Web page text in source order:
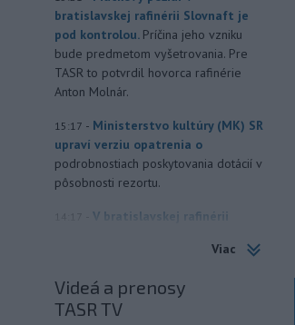
bratislavskej rafinérii Slovnaft je
pod kontrolou. Príčina jeho vzniku
bude predmetom vyšetrovania. Pre
TASR to potvrdil hovorca rafinérie
Anton Molnár.
15:17 - Ministerstvo kultúry (MK) SR
upraví verziu opatrenia o
podrobnostiach poskytovania dotácií v
pôsobnosti rezortu.
V bratislavskej rafinérii
TASR o tom informovala
nebezpečenstvo.
Viac
Videá a prenosy
TASR TV